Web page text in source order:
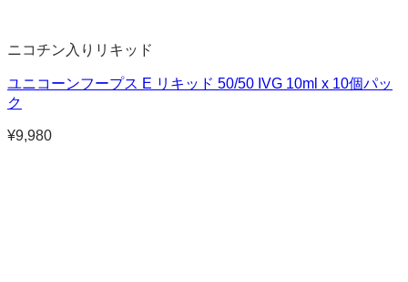
ニコチン入りリキッド
ユニコーンフープス E リキッド 50/50 IVG 10ml x 10個パッ
ク
¥9,980